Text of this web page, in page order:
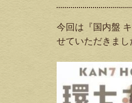
今回は『国内盤
せていただきまし